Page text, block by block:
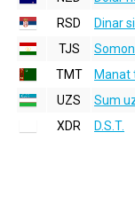
RSD
Dinar
TJS
TMT
Manat
UZS
Sum
XDR
D.S.T.